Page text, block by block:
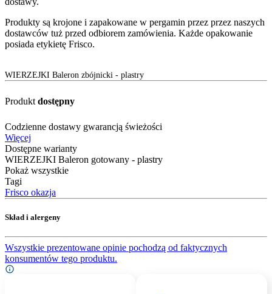
Produkty są krojone i zapakowane w pergamin przez przez naszych
dostawców tuż przed odbiorem zamówienia. Każde opakowanie
posiada etykietę Frisco.
WIERZEJKI Baleron zbójnicki - plastry
Produkt dostępny
Codzienne dostawy gwarancją świeżości
Więcej
Dostępne warianty
WIERZEJKI Baleron gotowany - plastry
Pokaż wszystkie
Tagi
Frisco okazja
Skład i alergeny
Wszystkie prezentowane opinie pochodzą od faktycznych
konsumentów tego produktu.